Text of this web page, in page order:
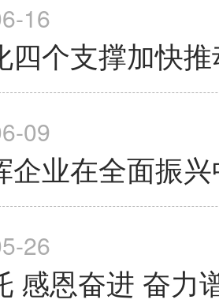
16
四个支撑加快
09
企业在全面振
26
感恩奋进 奋力